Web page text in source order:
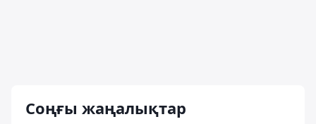
Соңғы жаңалықтар